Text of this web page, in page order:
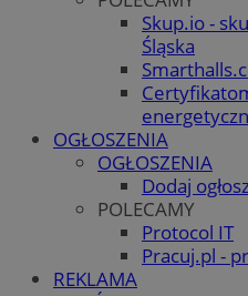
Skup.io -
Śląska
OGŁOSZENIA
OGŁOSZENIA
Dodaj
POLECAMY
Protocol IT
Pracuj.pl -
REKLAMA